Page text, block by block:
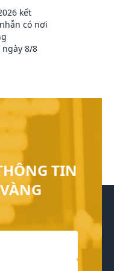
kết
có nơi
ngày 8/8
TIN